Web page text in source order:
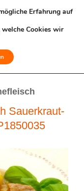
Sauerkraut-
Erfahrung auf
Cookies wir